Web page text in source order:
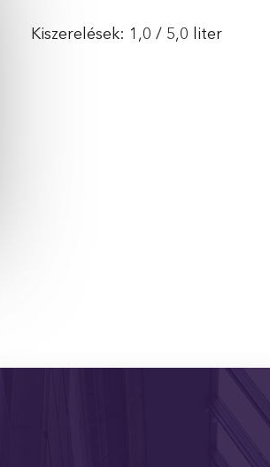
Kiszerelések: 1,0 / 5,0 liter